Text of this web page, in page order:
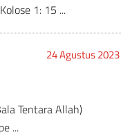
1: 15 ...
24 Agustus 2023
Tentara Allah)
...